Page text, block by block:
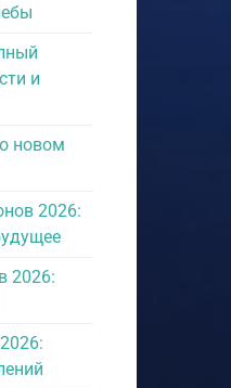
и
новом
2026:
2026: